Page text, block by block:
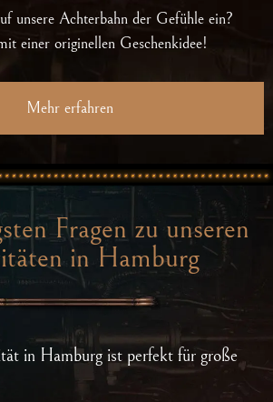
unsere Achterbahn der Gefühle ein?
einer originellen Geschenkidee!
Mehr erfahren
Fragen zu unseren
in Hamburg
in Hamburg ist perfekt für große